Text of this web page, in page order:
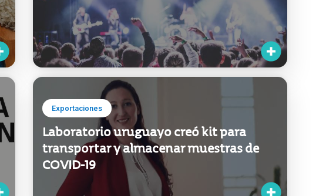
Exportaciones
Laboratorio uruguayo creó kit para
transportar y almacenar muestras de
COVID-19